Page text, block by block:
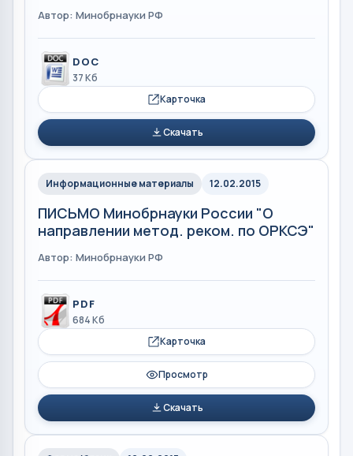
Автор: Минобрнауки РФ
DOC
37 Кб
Карточка
Скачать
Информационные материалы 12.02.2015
ПИСЬМО Минобрнауки России "О
направлении метод. реком. по ОРКСЭ"
Автор: Минобрнауки РФ
PDF
684 Кб
Карточка
Просмотр
Скачать